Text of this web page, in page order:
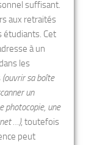
suffisant.
aux retraités
étudiants. Cet
à un
les
(ouvrir sa boîte
un
photocopie, une
…), toutefois
peut